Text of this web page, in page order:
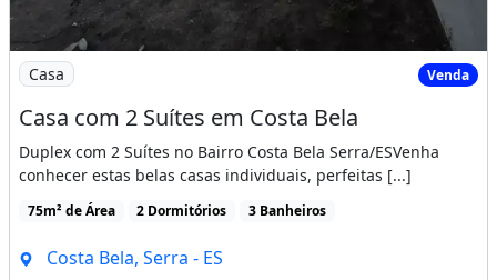
Imagem: Casa com 2 Suítes em Costa Bela
Casa Venda
Casa com 2 Suítes em Costa Bela
Duplex com 2 Suítes no Bairro Costa Bela Serra/ESVenha
conhecer estas belas casas individuais, perfeitas [...]
75m² de Área 2 Dormitórios 3 Banheiros
Costa Bela, Serra - ES